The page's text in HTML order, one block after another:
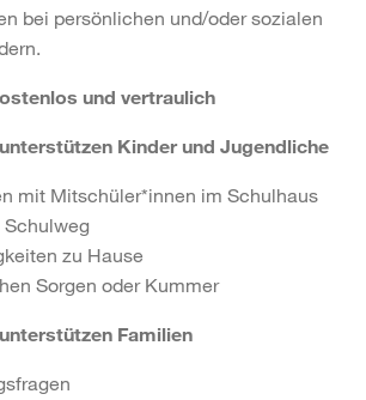
bei persönlichen und/oder sozialen
und vertraulich
Kinder und Jugendliche
mit Mitschüler*innen im Schulhaus
zu Hause
Sorgen oder Kummer
Familien